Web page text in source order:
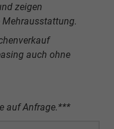
zeigen
auch ohne
auf Anfrage.***